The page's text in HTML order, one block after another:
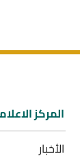
المركز
الأخبار